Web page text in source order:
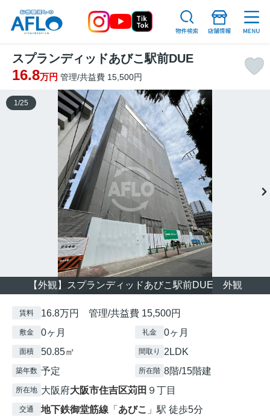
スプランディッドあびこ駅前DUE
16.8万円 管理/共益費 15,500円
【外観】スプランディッドあびこ駅前DUE 外観
1 /25
賃料 16.8万円 管理/共益費 15,500円
敷金 0ヶ月 礼金 0ヶ月
面積 50.85㎡ 間取り 2LDK
築年数 予定 所在階 8階/15階建
所在地 大阪府大阪市住吉区苅田 ９丁目
交通 地下鉄御堂筋線 「 あびこ 」駅 徒歩5分